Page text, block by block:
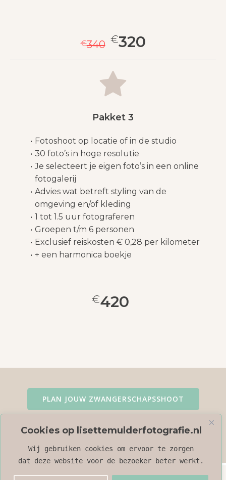
Cookies op lisettemulderfotografie.nl
Wij gebruiken cookies om ervoor te zorgen
dat deze website voor de bezoeker beter werkt.
€340 €320
Pakket 3
Fotoshoot op locatie of in de studio
30 foto’s in hoge resolutie
Je selecteert je eigen foto’s in een online
fotogalerij
Advies wat betreft styling van de
omgeving en/of kleding
1 tot 1.5 uur fotograferen
Groepen t/m 6 personen
Exclusief reiskosten € 0,28 per kilometer
+ een harmonica boekje
€420
PLAN JOUW ZWANGERSCHAPSSHOOT
BEKIJK MIJN FOTO’S